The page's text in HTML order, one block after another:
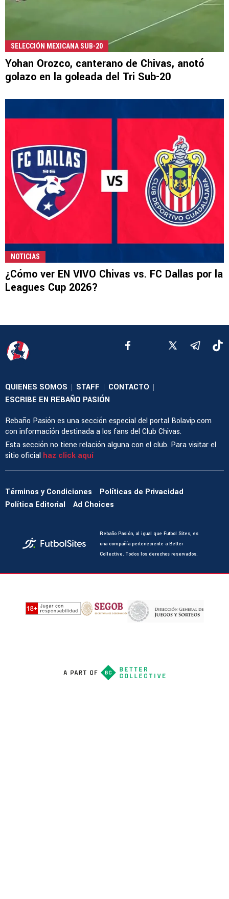
SELECCIÓN MEXICANA SUB-20
Yohan Orozco, canterano de Chivas, anotó
golazo en la goleada del Tri Sub-20
NOTICIAS
¿Cómo ver EN VIVO Chivas vs. FC Dallas por la
Leagues Cup 2026?
QUIENES SOMOS | STAFF | CONTACTO |
ESCRIBE EN REBAÑO PASIÓN
Rebaño Pasión es una sección especial del portal Bolavip.com
con información destinada a los fans del Club Chivas.
Esta sección no tiene relación alguna con el club. Para visitar el
sitio oficial haz click aquí
Términos y Condiciones
Políticas de Privacidad
Política Editorial
Ad Choices
Rebaño Pasión, al igual que Futbol Sites, es
una compañía perteneciente a Better
Collective. Todos los derechos reservados.